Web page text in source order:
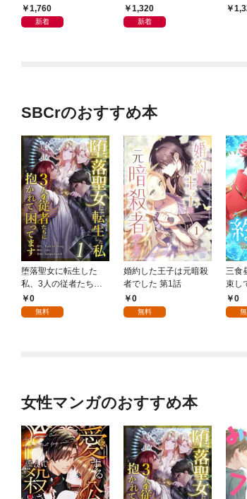
l.1077
1,760
新着
l.1009
1,320
新着
SBCrのおすすめ本
堕落聖女に転生した
私、3人の従者たちに
抱かれて困ってます 第
1話
0
無料
婚約した王子は元暗殺
者でした 第1話
0
無料
三食
束し
様 1話
0
女性マンガのおすすめ本